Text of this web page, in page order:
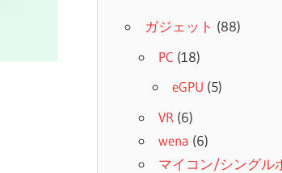
ガジェット (88)
PC (18)
eGPU (5)
VR (6)
wena (6)
マイコン/シングル